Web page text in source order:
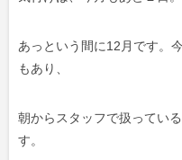
あっという間に12月です。
もあり、
朝からスタッフで扱ってい
す。